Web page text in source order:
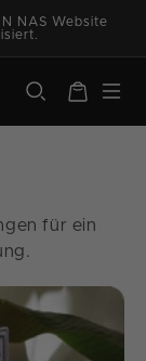
NAS Website
Warenkorb
für ein